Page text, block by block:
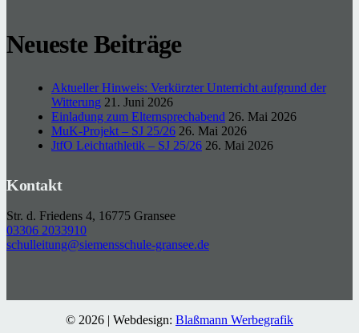
Neueste Beiträge
Aktueller Hinweis: Verkürzter Unterricht aufgrund der
Witterung 21. Juni 2026
Einladung zum Elternsprechabend 26. Mai 2026
MuK-Projekt – SJ 25/26 26. Mai 2026
JtfO Leichtathletik – SJ 25/26 26. Mai 2026
Kontakt
Str. d. Friedens 4, 16775 Gransee
03306 2033910
schulleitung@siemensschule-gransee.de
© 2026 | Webdesign: Blaßmann Werbegrafik